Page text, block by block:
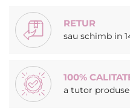
RETUR
sau schimb in
100%
a tutor